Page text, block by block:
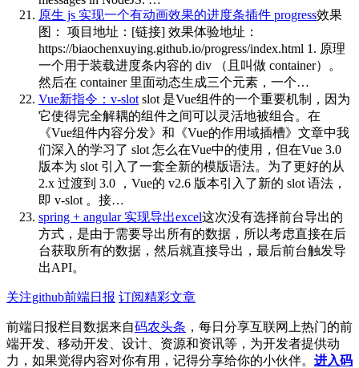
原生 js 实现一个有动画效果的进度条插件 progress效果
图： 项目地址：[链接] 效果体验地址：
https://biaochenxuying.github.io/progress/index.html 1. 原理
一个用于装载进度条内容的 div （且叫做 container）。
然后在 container 里面动态生成三个元素，一个…
Vue新指令：v-slot slot 是Vue组件的一个重要机制，因为
它使得完全解耦的组件之间可以灵活地被组合。在
《Vue组件内容分发》和《Vue的作用域插槽》文章中我
们深入的学习了 slot 怎么在Vue中的使用，但在Vue 3.0
版本为 slot 引入了一套全新的模版语法。为了更好的从
2.x 过渡到 3.0 ，Vue的 v2.6 版本引入了新的 slot 语法，
即 v-slot 。接…
spring + angular 实现导出excel这次没有选择前台导出的
方式，是由于需要导出所有的数据，所以考虑直接在后
台获取所有的数据，然后就直接导出，最后前台触发导
出API。
关注github前端日报 订阅精彩文章
前端日报栏目数据来自码农头条 ，每日分享互联网上热门的前
端开发、移动开发、设计、资源和资讯等，为开发者提供动
力，如果觉得内容对你有用，记得分享给你的小伙伴。 进入码